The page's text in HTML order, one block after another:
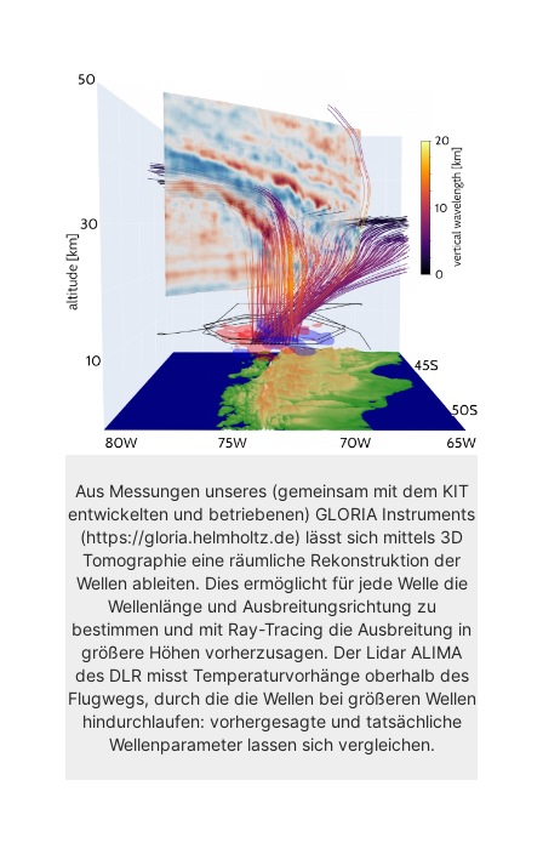
Aus Messungen unseres (gemeinsam mit dem KIT
entwickelten und betriebenen) GLORIA Instruments
(https://gloria.helmholtz.de) lässt sich mittels 3D
Tomographie eine räumliche Rekonstruktion der
Wellen ableiten. Dies ermöglicht für jede Welle die
Wellenlänge und Ausbreitungsrichtung zu
bestimmen und mit Ray-Tracing die Ausbreitung in
größere Höhen vorherzusagen. Der Lidar ALIMA
des DLR misst Temperaturvorhänge oberhalb des
Flugwegs, durch die die Wellen bei größeren Wellen
hindurchlaufen: vorhergesagte und tatsächliche
Wellenparameter lassen sich vergleichen.